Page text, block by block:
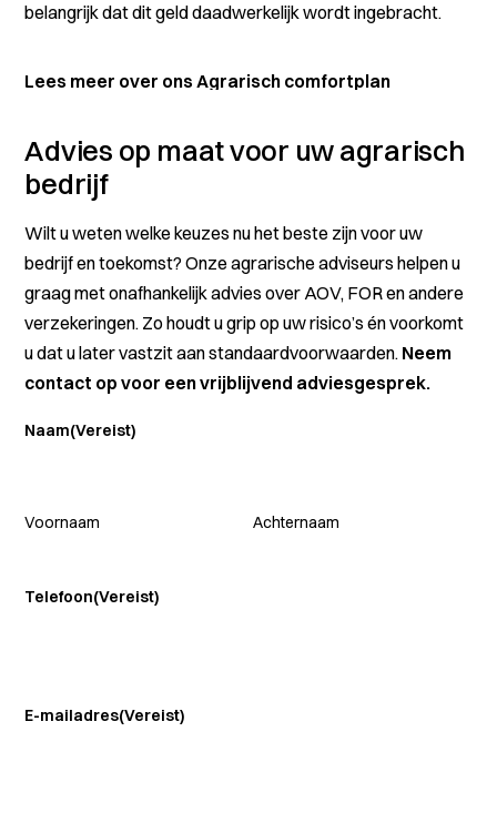
belangrijk dat dit geld daadwerkelijk wordt ingebracht.
Lees meer over ons Agrarisch comfortplan
Advies op maat voor uw agrarisch
bedrijf
Wilt u weten welke keuzes nu het beste zijn voor uw
bedrijf en toekomst? Onze agrarische adviseurs helpen u
graag met onafhankelijk advies over AOV, FOR en andere
verzekeringen. Zo houdt u grip op uw risico’s én voorkomt
u dat u later vastzit aan standaardvoorwaarden. Neem
contact op voor een vrijblijvend adviesgesprek.
Naam(Vereist)
Voornaam Achternaam
Telefoon(Vereist)
E-mailadres(Vereist)